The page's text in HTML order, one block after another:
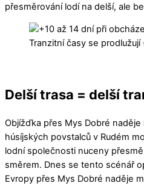
přesměrování lodí na delší, ale
Tranzitní časy se
Delší trasa = delší
Objížďka přes Mys Dobré naděje
húsíjských povstalců v Rudém
lodní společnosti nuceny
směrem. Dnes se tento scénář
Evropy přes Mys Dobré naděje